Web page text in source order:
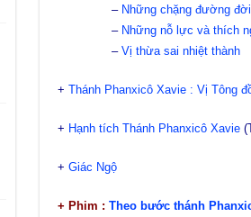
– Những chặng đường đời
– Những nỗ lực và thích
– Vị thừa sai nhiệt thành
+ Thánh Phanxicô Xavie : Vị Tông
+ Hạnh tích Thánh Phanxicô Xavie
+ Giác Ngộ
+ Phim : Theo bước thánh